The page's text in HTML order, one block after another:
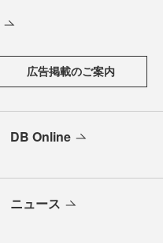
広告掲載のご案内
DB Online
ニュース